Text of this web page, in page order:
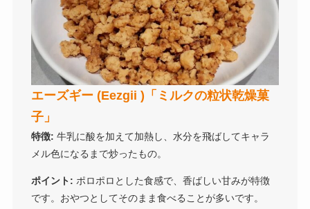
エーズギー (Eezgii )「ミルクの粒状乾燥菓
子」
特徴: 牛乳に酸を加えて加熱し、水分を飛ばしてキャラ
メル色になるまで炒ったもの。
ポイント: ポロポロとした食感で、香ばしい甘みが特徴
です。おやつとしてそのまま食べることが多いです。